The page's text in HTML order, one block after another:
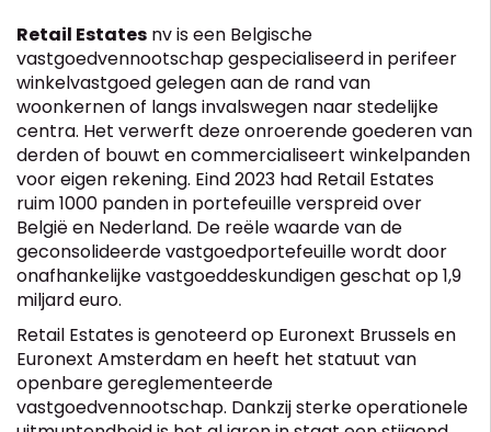
Retail Estates nv is een Belgische
vastgoedvennootschap gespecialiseerd in perifeer
winkelvastgoed gelegen aan de rand van
woonkernen of langs invalswegen naar stedelijke
centra. Het verwerft deze onroerende goederen van
derden of bouwt en commercialiseert winkelpanden
voor eigen rekening. Eind 2023 had Retail Estates
ruim 1000 panden in portefeuille verspreid over
België en Nederland. De reële waarde van de
geconsolideerde vastgoedportefeuille wordt door
onafhankelijke vastgoeddeskundigen geschat op 1,9
miljard euro.
Retail Estates is genoteerd op Euronext Brussels en
Euronext Amsterdam en heeft het statuut van
openbare gereglementeerde
vastgoedvennootschap. Dankzij sterke operationele